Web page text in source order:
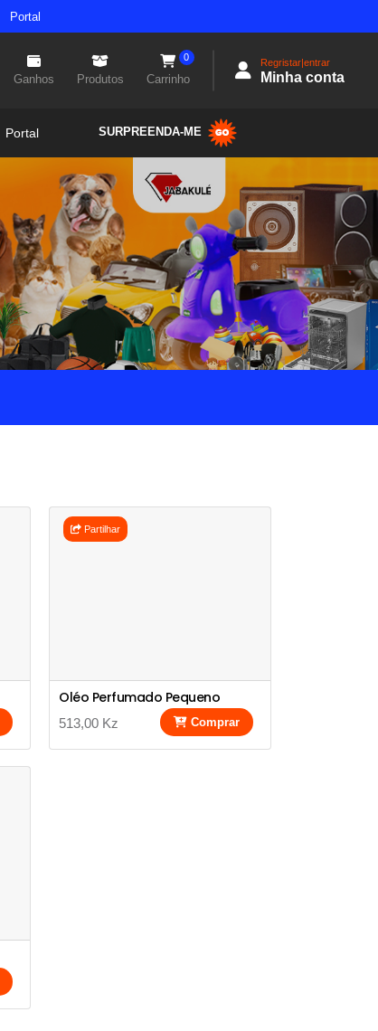
Portal
Ganhos Produtos Carrinho
0 Regristar|entrar
Minha conta
Portal SURPREENDA-ME
Partilhar
Oléo Perfumado Pequeno
513,00 Kz Comprar